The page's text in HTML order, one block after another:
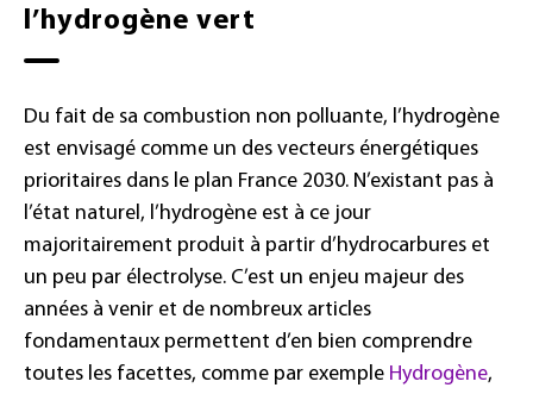
l’hydrogène vert
Du fait de sa combustion non polluante, l’hydrogène
est envisagé comme un des vecteurs énergétiques
prioritaires dans le plan France 2030. N’existant pas à
l’état naturel, l’hydrogène est à ce jour
majoritairement produit à partir d’hydrocarbures et
un peu par électrolyse. C’est un enjeu majeur des
années à venir et de nombreux articles
fondamentaux permettent d’en bien comprendre
toutes les facettes, comme par exemple Hydrogène,